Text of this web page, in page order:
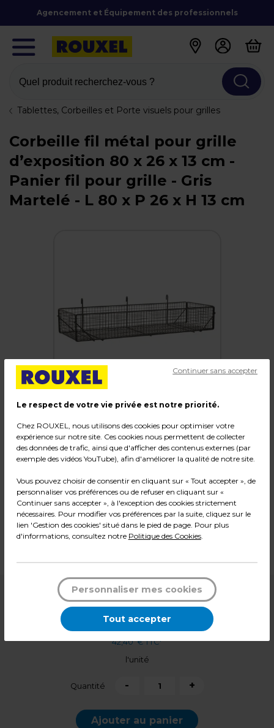
Agencement et Équipement des professionnels
Quel produit recherchez-vous ?
Tablettes, Corbeilles et Porte visuels pour grilles
Corbeille fil métal pour grille
d’exposition 80 x 26 x 13 cm -
Panier fil pour grille - Gris
Martelé - L 80 x P 26 x H 13 cm
Corbeille fil métal pour grille d’exposition 80 x
Code :281
Couleur : Gris
Matière : Métal
Dimensions : L 80 x P 26 x H 13 cm
34,99€ HT
42,40€ TTC*
l'unité
Quantité - +
Ajouter au panier
Le respect de votre vie privée est notre priorité.
Chez ROUXEL, nous utilisons des cookies pour optimiser votre
expérience sur notre site. Ces cookies nous permettent de collecter
des données de trafic, ainsi que d'afficher des contenus externes (par
exemple des vidéos YouTube), afin d'améliorer la qualité de notre site.
Vous pouvez choisir de consentir en cliquant sur « Tout accepter », de
personnaliser vos préférences ou de refuser en cliquant sur «
Continuer sans accepter », à l'exception des cookies strictement
nécessaires. Pour modifier vos préférences par la suite, cliquez sur le
lien 'Gestion des cookies' situé dans le pied de page. Pour plus
d'informations, consultez notre Politique des Cookies.
Continuer sans accepter
Personnaliser mes cookies
Tout accepter